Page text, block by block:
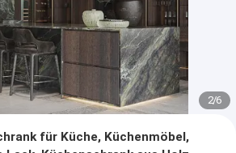
2/6
für Küche, Küchenmöbel,